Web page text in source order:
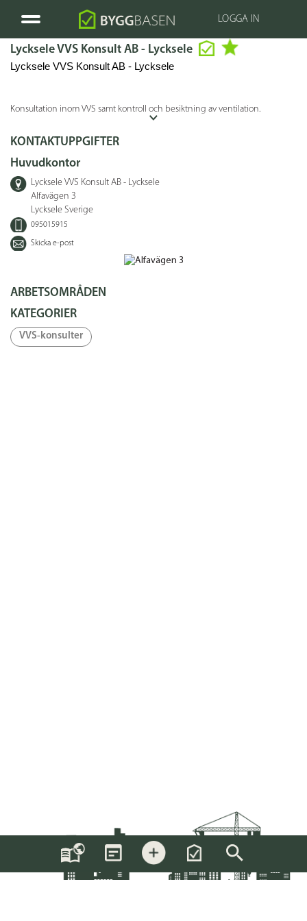
LOGGA IN
Lycksele VVS Konsult AB - Lycksele
Lycksele VVS Konsult AB - Lycksele
Konsultation inom VVS samt kontroll och besiktning av ventilation.
KONTAKTUPPGIFTER
Huvudkontor
Lycksele VVS Konsult AB - Lycksele
Alfavägen 3
Lycksele Sverige
095015915
Skicka e-post
ARBETSOMRÅDEN
KATEGORIER
VVS-konsulter